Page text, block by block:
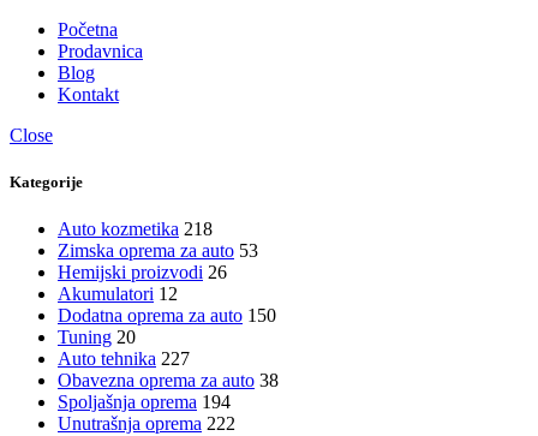
Početna
Prodavnica
Blog
Kontakt
Close
Kategorije
Auto kozmetika 218
Zimska oprema za auto 53
Hemijski proizvodi 26
Akumulatori 12
Dodatna oprema za auto 150
Tuning 20
Auto tehnika 227
Obavezna oprema za auto 38
Spoljašnja oprema 194
Unutrašnja oprema 222